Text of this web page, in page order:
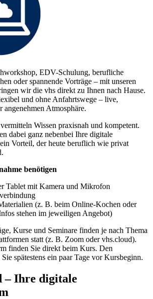
EDV-Schulung, berufliche
oder spannende Vorträge – mit unseren
wir die vhs direkt zu Ihnen nach Hause.
und ohne Anfahrtswege – live,
Atmosphäre.
Wissen praxisnah und kompetent.
dabei ganz nebenbei Ihre digitale
Vorteil, der heute beruflich wie privat
benötigen
Tablet mit Kamera und Mikrofon
(z. B. beim Online-Kochen oder
stehen im jeweiligen Angebot)
Kurse und Seminare finden je nach Thema
statt (z. B. Zoom oder vhs.cloud).
finden Sie direkt beim Kurs. Den
spätestens ein paar Tage vor Kursbeginn.
– Ihre digitale